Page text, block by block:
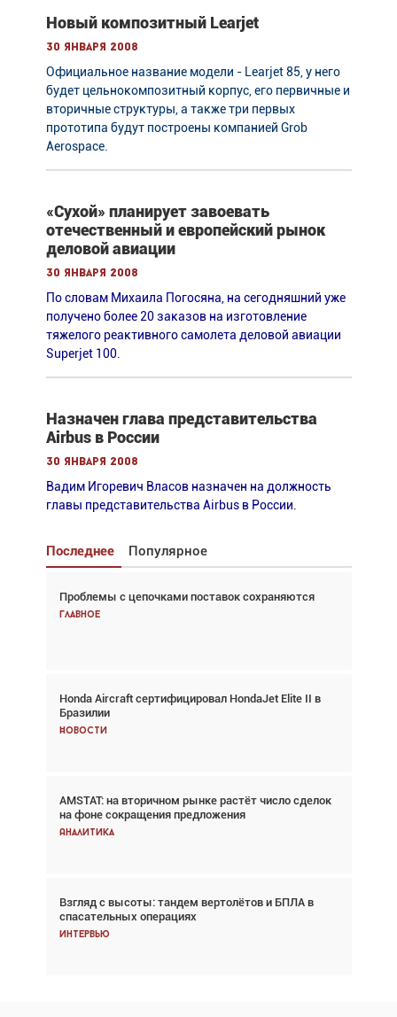
Новый композитный Learjet
30 января 2008
Официальное название модели - Learjet 85, у него
будет цельнокомпозитный корпус, его первичные и
вторичные структуры, а также три первых
прототипа будут построены компанией Grob
Aerospace.
«Сухой» планирует завоевать
отечественный и европейский рынок
деловой авиации
30 января 2008
По словам Михаила Погосяна, на сегодняшний уже
получено более 20 заказов на изготовление
тяжелого реактивного самолета деловой авиации
Superjet 100.
Назначен глава представительства
Airbus в России
30 января 2008
Вадим Игоревич Власов назначен на должность
главы представительства Airbus в России.
Последнее Популярное
Проблемы с цепочками поставок сохраняются
Главное
Honda Aircraft сертифицировал HondaJet Elite II в
Бразилии
Новости
AMSTAT: на вторичном рынке растёт число сделок
на фоне сокращения предложения
Аналитика
Взгляд с высоты: тандем вертолётов и БПЛА в
спасательных операциях
Интервью
Взгляд с высоты: тандем вертолётов и БПЛА в
спасательных операциях
Авиационный фотограф Дэйв Кох: «Фотография
говорит сама за себя... а ИИ всё портит»
Новости
Проблемы с цепочками поставок сохраняются
Аналитика
Частный самолёт – это актив. Подходите к
покупке соответствующим образом
Интервью